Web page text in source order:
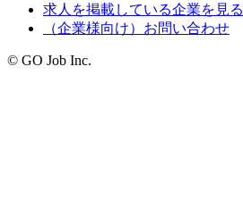
求人を掲載している企業を見る
（企業様向け）お問い合わせ
© GO Job Inc.